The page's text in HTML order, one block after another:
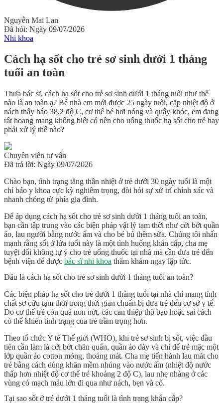
Nguyễn Mai Lan
Đã hỏi: Ngày 09/07/2026
Nhi khoa
Cách hạ sốt cho trẻ sơ sinh dưới 1 tháng
tuổi an toàn
Thưa bác sĩ, cách hạ sốt cho trẻ sơ sinh dưới 1 tháng tuổi như thế
nào là an toàn ạ? Bé nhà em mới được 25 ngày tuổi, cặp nhiệt độ ở
nách thấy báo 38,2 độ C, cơ thể bé hơi nóng và quấy khóc, em đang
rất hoang mang không biết có nên cho uống thuốc hạ sốt cho trẻ hay
phải xử lý thế nào?
Chuyên viên tư vấn
Đã trả lời: Ngày 09/07/2026
Chào bạn, tình trạng tăng thân nhiệt ở trẻ dưới 30 ngày tuổi là một
chỉ báo y khoa cực kỳ nghiêm trọng, đòi hỏi sự xử trí chính xác và
nhanh chóng từ phía gia đình.
Để áp dụng cách hạ sốt cho trẻ sơ sinh dưới 1 tháng tuổi an toàn,
bạn cần tập trung vào các biện pháp vật lý tạm thời như cởi bớt quần
áo, lau người bằng nước ấm và cho bé bú thêm sữa. Chúng tôi nhấn
mạnh rằng sốt ở lứa tuổi này là một tình huống khẩn cấp, cha mẹ
tuyệt đối không tự ý cho trẻ uống thuốc tại nhà mà cần đưa trẻ đến
bệnh viện để được bác sĩ nhi khoa thăm khám ngay lập tức.
Đâu là cách hạ sốt cho trẻ sơ sinh dưới 1 tháng tuổi an toàn?
Các biện pháp hạ sốt cho trẻ dưới 1 tháng tuổi tại nhà chỉ mang tính
chất sơ cứu tạm thời trong thời gian chuẩn bị đưa trẻ đến cơ sở y tế.
Do cơ thể trẻ còn quá non nớt, các can thiệp thô bạo hoặc sai cách
có thể khiến tình trạng của trẻ trầm trọng hơn.
Theo tổ chức Y tế Thế giới (WHO), khi trẻ sơ sinh bị sốt, việc đầu
tiên cần làm là cởi bớt chăn quấn, quần áo dày và chỉ để trẻ mặc một
lớp quần áo cotton mỏng, thoáng mát. Cha mẹ tiến hành lau mát cho
trẻ bằng cách dùng khăn mềm nhúng vào nước ấm (nhiệt độ nước
thấp hơn nhiệt độ cơ thể trẻ khoảng 2 độ C), lau nhẹ nhàng ở các
vùng có mạch máu lớn đi qua như nách, bẹn và cổ.
Tại sao sốt ở trẻ dưới 1 tháng tuổi là tình trạng khẩn cấp?